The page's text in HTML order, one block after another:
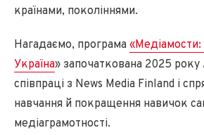
країнами, поколіннями.
Нагадаємо, програма «Медіамости:
Україна» започаткована 2025
співпраці з News Media Finland і
навчання й покращення навичок
медіаграмотності.